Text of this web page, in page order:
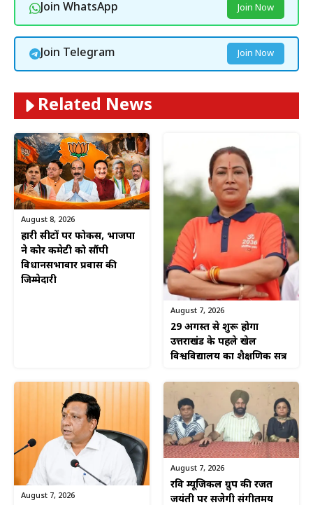
Join WhatsApp Join Now
Join Telegram Join Now
Related News
August 8, 2026
हारी सीटों पर फोकस, भाजपा
ने कोर कमेटी को सौंपी
विधानसभावार प्रवास की
जिम्मेदारी
August 7, 2026
29 अगस्त से शुरू होगा
उत्तराखंड के पहले खेल
विश्वविद्यालय का शैक्षणिक सत्र
August 7, 2026
August 7, 2026
रवि म्यूजिकल ग्रुप की रजत
जयंती पर सजेगी संगीतमय